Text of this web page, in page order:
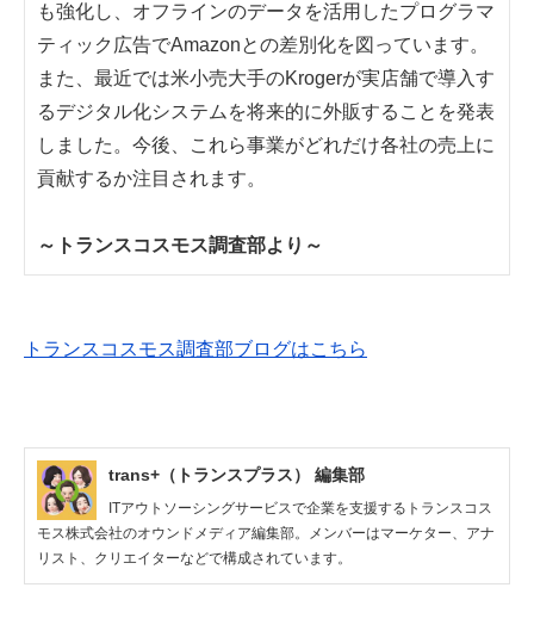
も強化し、オフラインのデータを活用したプログラマ
ティック広告でAmazonとの差別化を図っています。
また、最近では米小売大手のKrogerが実店舗で導入す
るデジタル化システムを将来的に外販することを発表
しました。今後、これら事業がどれだけ各社の売上に
貢献するか注目されます。
～トランスコスモス調査部より～
トランスコスモス調査部ブログはこちら
trans+（トランスプラス） 編集部
ITアウトソーシングサービスで企業を支援するトランスコス
モス株式会社のオウンドメディア編集部。メンバーはマーケター、アナ
リスト、クリエイターなどで構成されています。